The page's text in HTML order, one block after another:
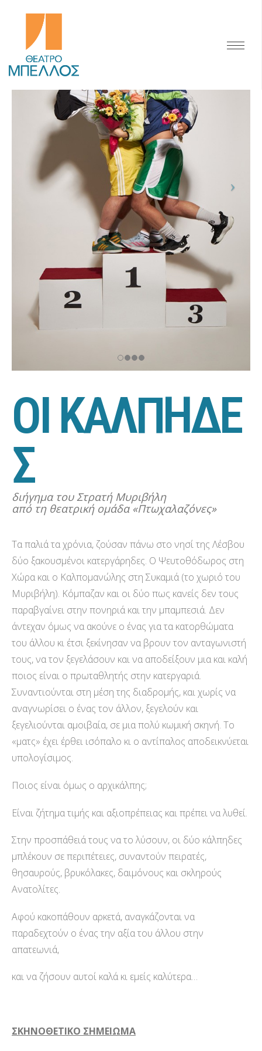
ΟΙ ΚΑΛΠΗΔΕ
Σ
διήγημα του Στρατή Μυριβήλη
από τη θεατρική ομάδα «Πτωχαλαζόνες»
Τα παλιά τα χρόνια, ζούσαν πάνω στο νησί της Λέσβου
δύο ξακουσμένοι κατεργάρηδες. Ο Ψευτοθόδωρος στη
Χώρα και ο Καλπομανώλης στη Συκαμιά (το χωριό του
Μυριβήλη). Κόμπαζαν και οι δύο πως κανείς δεν τους
παραβγαίνει στην πονηριά και την μπαμπεσιά. Δεν
άντεχαν όμως να ακούνε ο ένας για τα κατορθώματα
του άλλου κι έτσι ξεκίνησαν να βρουν τον ανταγωνιστή
τους, να τον ξεγελάσουν και να αποδείξουν μια και καλή
ποιος είναι ο πρωταθλητής στην κατεργαριά.
Συναντιούνται στη μέση της διαδρομής, και χωρίς να
αναγνωρίσει ο ένας τον άλλον, ξεγελούν και
ξεγελιούνται αμοιβαία, σε μια πολύ κωμική σκηνή. Το
«ματς» έχει έρθει ισόπαλο κι ο αντίπαλος αποδεικνύεται
υπολογίσιμος.
Ποιος είναι όμως ο αρχικάλπης;
Είναι ζήτημα τιμής και αξιοπρέπειας και πρέπει να λυθεί.
Στην προσπάθειά τους να το λύσουν, οι δύο κάλπηδες
μπλέκουν σε περιπέτειες, συναντούν πειρατές,
θησαυρούς, βρυκόλακες, δαιμόνους και σκληρούς
Ανατολίτες.
Αφού κακοπάθουν αρκετά, αναγκάζονται να
παραδεχτούν ο ένας την αξία του άλλου στην
απατεωνιά,
και να ζήσουν αυτοί καλά κι εμείς καλύτερα…
ΣΚΗΝΟΘΕΤΙΚΟ ΣΗΜΕΙΩΜΑ